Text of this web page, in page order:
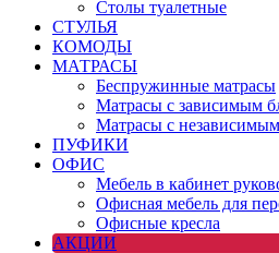
Столы туалетные
СТУЛЬЯ
КОМОДЫ
МАТРАСЫ
Беспружинные матрасы
Матрасы с зависимым
Матрасы с
ПУФИКИ
ОФИС
Мебель в кабинет
Офисная мебель для
Офисные кресла
АКЦИИ